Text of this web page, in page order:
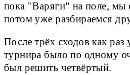
пока "Варяги" на поле, мы
потом уже разбираемся
После трёх сходов как раз
турнира было по одному
был решить четвёртый.